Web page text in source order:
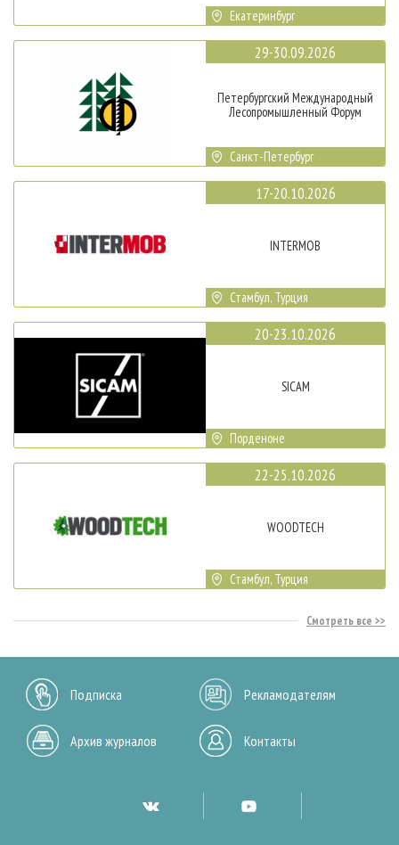
Екатеринбург
29-30.09.2026
Петербургский Международный
Лесопромышленный Форум
Санкт-Петербург
17-20.10.2026
INTERMOB
Стамбул, Турция
20-23.10.2026
SICAM
Порденоне
22-25.10.2026
WOODTECH
Стамбул, Турция
Смотреть все
Подписка Рекламодателям
Архив журналов Контакты